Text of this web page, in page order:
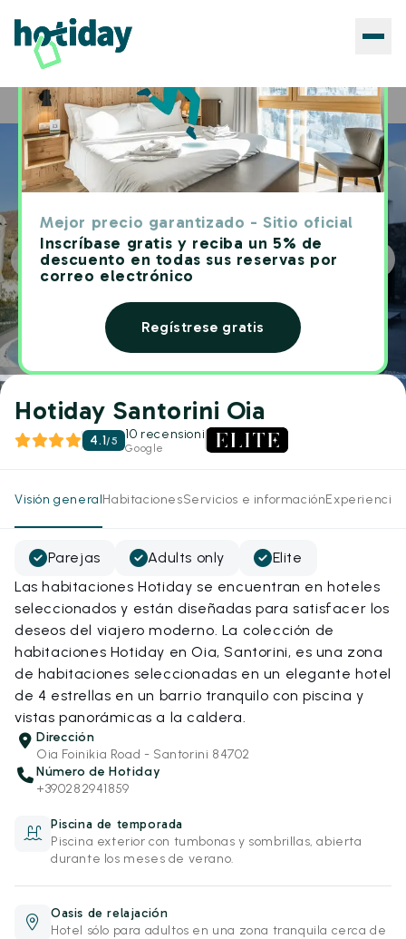
Mejor precio garantizado - Sitio oficial
Inscríbase gratis y reciba un 5% de
descuento en todas sus reservas por
correo electrónico
Regístrese gratis
Home Hoteles Hotiday Santorini Oia
Hotiday Santorini Oia
4.1/5 10 recensioni
Google
Visión generalHabitacionesServicios e informaciónExperiencias
Parejas Adults only
Elite
Las habitaciones Hotiday se encuentran en hoteles
seleccionados y están diseñadas para satisfacer los
deseos del viajero moderno. La colección de
habitaciones Hotiday en Oia, Santorini, es una zona
de habitaciones seleccionadas en un elegante hotel
de 4 estrellas en un barrio tranquilo con piscina y
vistas panorámicas a la caldera.
Dirección
Oia Foinikia Road - Santorini 84702
Número de Hotiday
+390282941859
Piscina de temporada
Piscina exterior con tumbonas y sombrillas, abierta
durante los meses de verano.
Oasis de relajación
Hotel sólo para adultos en una zona tranquila cerca de